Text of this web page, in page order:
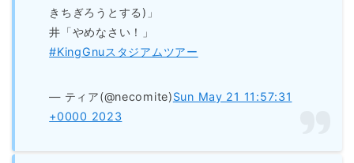
きちぎろうとする)」
井「やめなさい！」
#KingGnuスタジアムツアー
— ティア(@necomite)Sun May 21 11:57:31
+0000 2023